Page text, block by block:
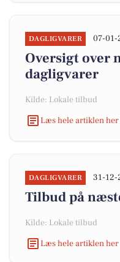
DAGLIGVARER 07-01-
Oversigt over
dagligvarer
Kilde: Lokale tilbud
Læs hele artiklen her
DAGLIGVARER 31-12-
Tilbud på
Kilde: Lokale tilbud
Læs hele artiklen her